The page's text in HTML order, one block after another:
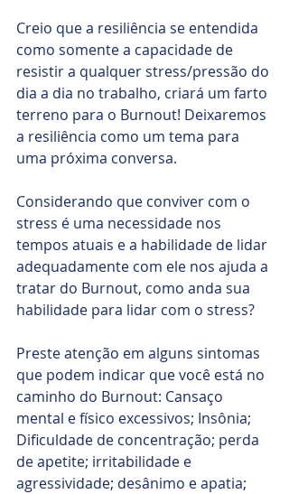
Creio que a resiliência se entendida
como somente a capacidade de
resistir a qualquer stress/pressão do
dia a dia no trabalho, criará um farto
terreno para o Burnout! Deixaremos
a resiliência como um tema para
uma próxima conversa.
Considerando que conviver com o
stress é uma necessidade nos
tempos atuais e a habilidade de lidar
adequadamente com ele nos ajuda a
tratar do Burnout, como anda sua
habilidade para lidar com o stress?
Preste atenção em alguns sintomas
que podem indicar que você está no
caminho do Burnout: Cansaço
mental e físico excessivos; Insônia;
Dificuldade de concentração; perda
de apetite; irritabilidade e
agressividade; desânimo e apatia;